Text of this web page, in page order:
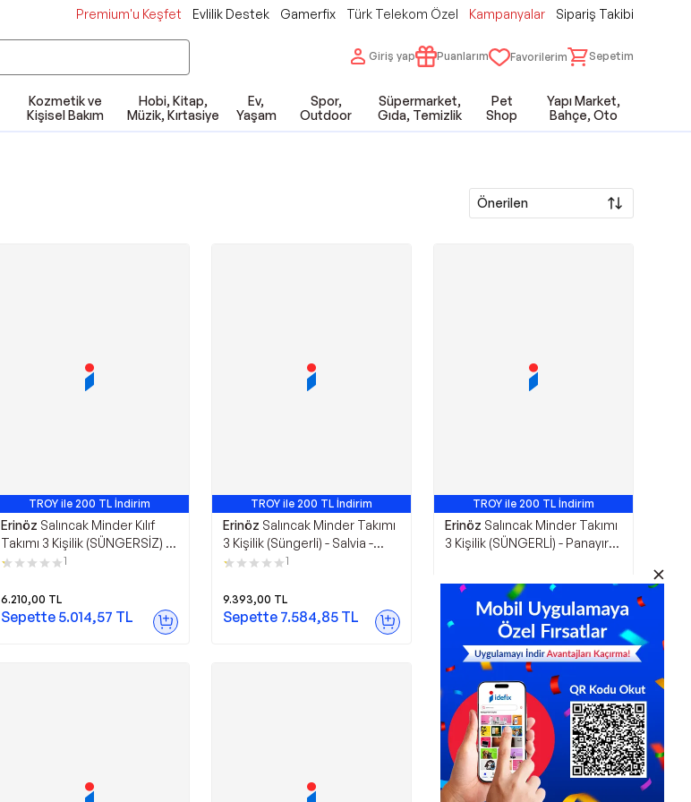
Premium'u Keşfet Evlilik Destek Gamerfix Türk Telekom Özel Kampanyalar Sipariş Takibi
Giriş yap Puanlarım Favorilerim Sepetim
Kozmetik ve
Kişisel Bakım
Hobi, Kitap,
Müzik, Kırtasiye
Ev,
Yaşam
Spor,
Outdoor
Süpermarket,
Gıda, Temizlik
Pet
Shop
Yapı Market,
Bahçe, Oto
Önerilen
TROY ile 200 TL İndirim
Erinöz Salıncak Minder Kılıf
Takımı 3 Kişilik (SÜNGERSİZ) -
Panayır Krem
1
6.210,00 TL
Sepette 5.014,57 TL
TROY ile 200 TL İndirim
Erinöz Salıncak Minder Takımı
3 Kişilik (Süngerli) - Salvia -
Antrasit
1
9.393,00 TL
Sepette 7.584,85 TL
TROY ile 200 TL İndirim
Erinöz Salıncak Minder Takımı
3 Kişilik (SÜNGERLİ) - Panayır
7.306,00 TL
Sepette5.899,59TL